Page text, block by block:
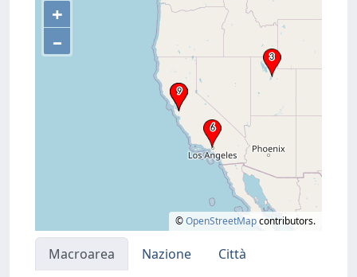
+
–
©OpenStreetMapcontributors.
Macroarea Nazione
Città